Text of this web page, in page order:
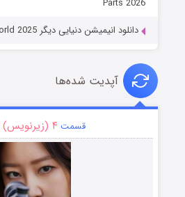
Parts 2026
دانلود انیمیشن دنیایی دیگر Another World 2025
آپدیت شده‌ها
قسمت۴ (زیرنویس)